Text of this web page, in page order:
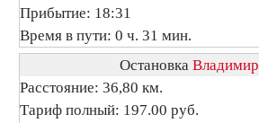
Прибытие: 18:31
Время в пути: 0 ч. 31 мин.
Остановка
Расстояние: 36,80 км.
Тариф полный: 197.00 руб.